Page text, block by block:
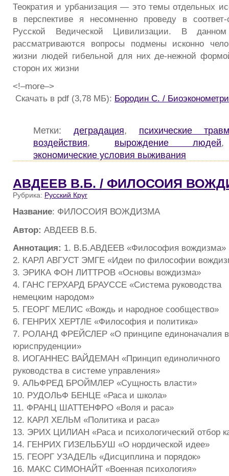
Теократия и урбанизация — это темы отдельных
в перспективе я несомненно проведу в
Русской Ведической Цивилизации. В
рассматриваются вопросы подмены исконно
жизни людей гибельной для них де-нежной
сторон их жизни
<!–more–>
Скачать в pdf (3,78 МБ): Бородин С. /
Метки: деградация, психические
воздействия, вырождение людей
экономические условия выживания
АВДЕЕВ В.Б. / ФИЛОСОИЯ
Рубрика: Русский Круг
Название: ФИЛОСОИЯ ВОЖДИЗМА
Автор: АВДЕЕВ В.Б.
Аннотация: 1. В.Б.АВДЕЕВ «Философия вождизма»
2. КАРЛ АВГУСТ ЭМГЕ «Идеи по философии
3. ЭРИКА ФОН ЛИТТРОВ «Основы вождизма»
4. ГАНС ГЕРХАРД БРАУССЕ «Система руководства
немецким народом»
5. ГЕОРГ МЕЛИС «Вождь и народное сообщество»
6. ГЕНРИХ ХЕРТЛЕ «Философия и политика»
7. РОЛАНД ФРЕЙСЛЕР «О принципе единоначалия в
юриспруденции»
8. ИОГАННЕС ВАЙДЕМАН «Принцип единоличного
руководства в системе управления»
9. АЛЬФРЕД БРОЙМЛЕР «Сущность власти»
10. РУДОЛЬФ БЕНЦЕ «Раса и школа»
11. ФРАНЦ ШАТТЕНФРО «Воля и раса»
12. КАРЛ ХЕЛЬМ «Политика и раса»
13. ЭРИХ ЦИЛИАН «Раса и психологический отбор
14. ГЕНРИХ ГИЗЕЛЬБУШ «О нордической идее»
15. ГЕОРГ УЗАДЕЛЬ «Дисциплина и порядок»
16. МАКС СИМОНАЙТ «Военная психология»